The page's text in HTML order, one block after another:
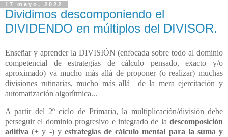
17 mayo, 2022
Dividimos descomponiendo el
DIVIDENDO en múltiplos del DIVISOR.
Enseñar y aprender la DIVISIÓN (enfocada sobre todo al dominio
competencial de estrategias de cálculo pensado, exacto y/o
aproximado) va mucho más allá de proponer (o realizar) muchas
divisiones rutinarias, mucho más allá de la mera ejercitación y
automatización algorítmica...
A partir del 2º ciclo de Primaria, la multiplicación/división debe
perseguir el dominio progresivo e integrado de la descomposición
aditiva (+ y -) y estrategias de cálculo mental para la suma y